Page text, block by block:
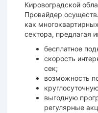
Кировоградской
Провайдер
как
сектора, предлагая
бесплатное
скорость
сек;
возможность
выгодную
регулярные